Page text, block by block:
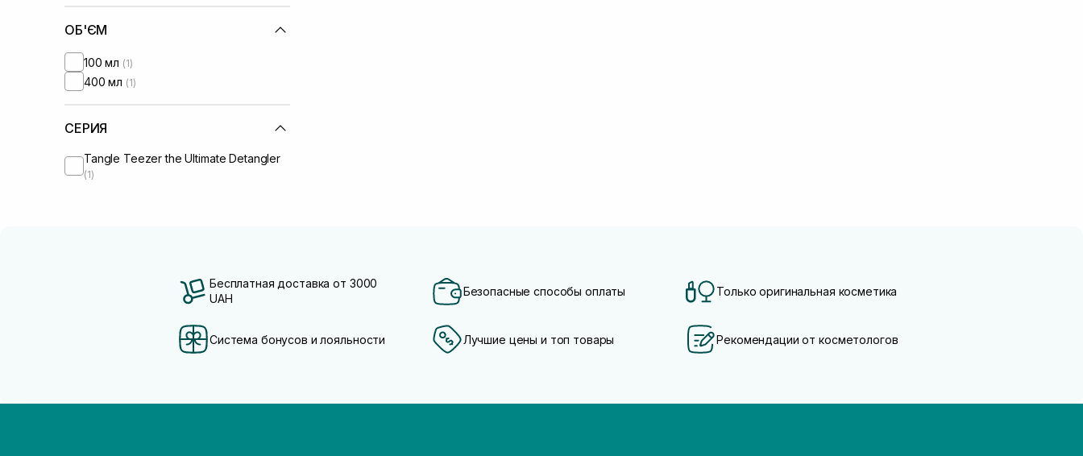
ОБ'ЄМ
100 мл (1)
400 мл (1)
СЕРИЯ
Tangle Teezer the Ultimate Detangler
(1)
Бесплатная доставка от 3000
UAH
Безопасные способы оплаты Только оригинальная косметика
Система бонусов и лояльности Лучшие цены и топ товары Рекомендации от косметологов